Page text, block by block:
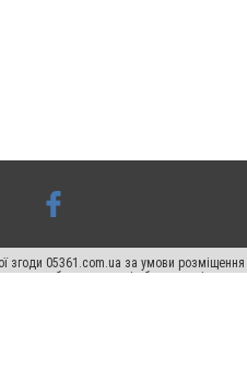
згоди 05361.com.ua за умови
абзацу в тексті або в якості